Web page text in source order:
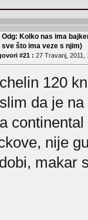
Odg: Kolko nas ima
sve što ima veze s njim)
#21 : 27 Travanj, 2011,
120
da je
nije
makar